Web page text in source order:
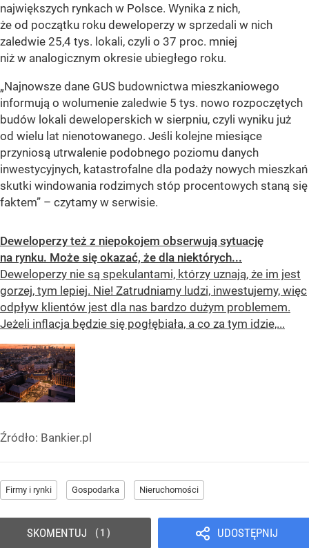
największych rynkach w Polsce. Wynika z nich,
że od początku roku deweloperzy w sprzedali w nich
zaledwie 25,4 tys. lokali, czyli o 37 proc. mniej
niż w analogicznym okresie ubiegłego roku.
„Najnowsze dane GUS budownictwa mieszkaniowego
informują o wolumenie zaledwie 5 tys. nowo rozpoczętych
budów lokali deweloperskich w sierpniu, czyli wyniku już
od wielu lat nienotowanego. Jeśli kolejne miesiące
przyniosą utrwalenie podobnego poziomu danych
inwestycyjnych, katastrofalne dla podaży nowych mieszkań
skutki windowania rodzimych stóp procentowych staną się
faktem” – czytamy w serwisie.
Deweloperzy też z niepokojem obserwują sytuację
na rynku. Może się okazać, że dla niektórych...
Deweloperzy nie są spekulantami, którzy uznają, że im jest
gorzej, tym lepiej. Nie! Zatrudniamy ludzi, inwestujemy, więc
odpływ klientów jest dla nas bardzo dużym problemem.
Jeżeli inflacja będzie się pogłębiała, a co za tym idzie,...
Źródło: Bankier.pl
Firmy i rynki Gospodarka Nieruchomości
UDOSTĘPNIJ
SKOMENTUJ 1